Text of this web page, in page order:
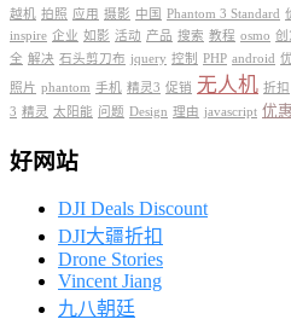
越机 拍照 应用 摄影 中国 Phantom 3 Standard
inspire 企业 如影 活动 产品 搜索 教程 osmo 创
全 解决 石头剪刀布 jquery 控制 PHP android
照片 phantom 手机 精灵3 促销 无人机 折扣
3 精灵 太阳能 问题 Design 理由 javascript 优惠
好网站
DJI Deals Discount
DJI大疆折扣
Drone Stories
Vincent Jiang
九八朝廷